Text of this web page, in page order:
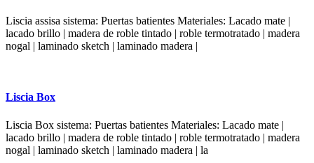
Liscia assisa sistema: Puertas batientes Materiales: Lacado mate |
lacado brillo | madera de roble tintado | roble termotratado | madera
nogal | laminado sketch | laminado madera |
Liscia Box
Liscia Box sistema: Puertas batientes Materiales: Lacado mate |
lacado brillo | madera de roble tintado | roble termotratado | madera
nogal | laminado sketch | laminado madera | la